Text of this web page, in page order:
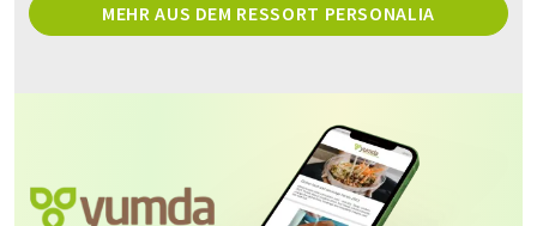
MEHR AUS DEM RESSORT PERSONALIA